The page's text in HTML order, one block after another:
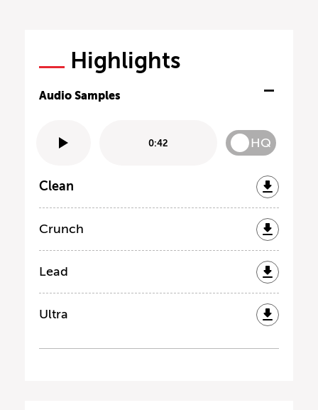
Highlights
Audio Samples
0:42 HQ
Clean
Crunch
Lead
Ultra